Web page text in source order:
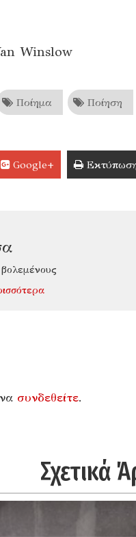
Winslow
Ποίημα Ποίηση
Google+
συνδεθείτε.
Σχετικά